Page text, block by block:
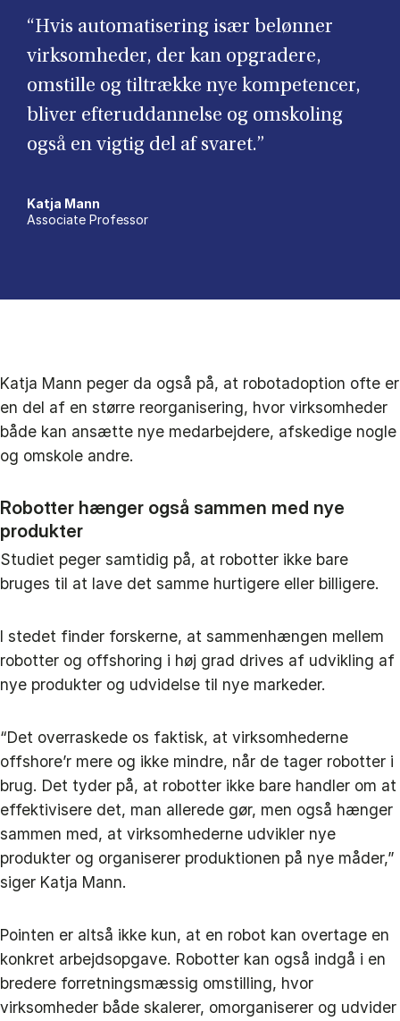
“Hvis automatisering især belønner
virksomheder, der kan opgradere,
omstille og tiltrække nye kompetencer,
bliver efteruddannelse og omskoling
også en vigtig del af svaret.”
Katja Mann
Associate Professor
Katja Mann peger da også på, at robotadoption ofte er
en del af en større reorganisering, hvor virksomheder
både kan ansætte nye medarbejdere, afskedige nogle
og omskole andre.
Robotter hænger også sammen med nye
produkter
Studiet peger samtidig på, at robotter ikke bare
bruges til at lave det samme hurtigere eller billigere.
I stedet finder forskerne, at sammenhængen mellem
robotter og offshoring i høj grad drives af udvikling af
nye produkter og udvidelse til nye markeder.
“Det overraskede os faktisk, at virksomhederne
offshore’r mere og ikke mindre, når de tager robotter i
brug. Det tyder på, at robotter ikke bare handler om at
effektivisere det, man allerede gør, men også hænger
sammen med, at virksomhederne udvikler nye
produkter og organiserer produktionen på nye måder,”
siger Katja Mann.
Pointen er altså ikke kun, at en robot kan overtage en
konkret arbejdsopgave. Robotter kan også indgå i en
bredere forretningsmæssig omstilling, hvor
virksomheder både skalerer, omorganiserer og udvider